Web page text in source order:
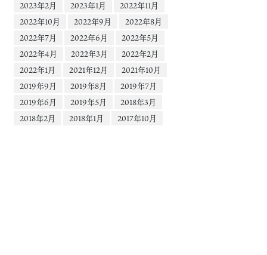
2023年2月
2023年1月
2022年11月
2022年10月
2022年9月
2022年8月
2022年7月
2022年6月
2022年5月
2022年4月
2022年3月
2022年2月
2022年1月
2021年12月
2021年10月
2019年9月
2019年8月
2019年7月
2019年6月
2019年5月
2018年3月
2018年2月
2018年1月 2017年10月